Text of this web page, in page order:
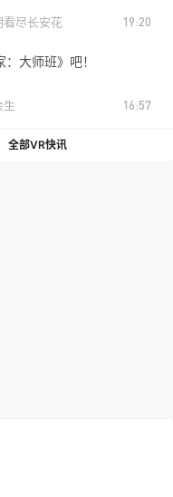
看尽长安花 19:20
大师班》吧！
生 16:57
全部VR快讯